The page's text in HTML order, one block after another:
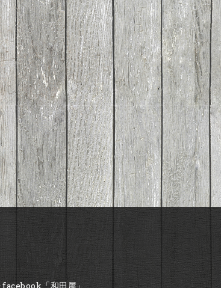
facebook「和田屋」